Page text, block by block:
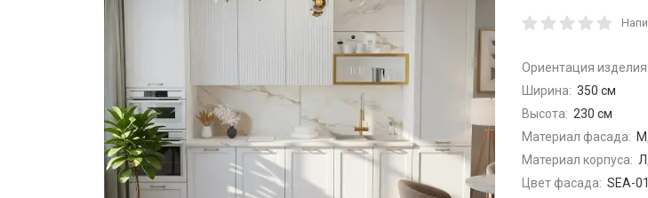
Ориентация изделия:
Ширина: 350 см
Высота: 230 см
Материал фасада:
Материал корпуса:
Цвет фасада: SEA-